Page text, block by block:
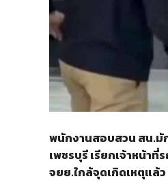
พนักงานสอบสวน สน.มั
เพชรบุรี เรียกเจ้าหน้า
จยย.ใกล้จุดเกิดเหตุแล้ว